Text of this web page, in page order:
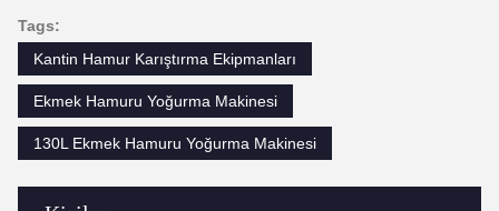
Tags:
Kantin Hamur Karıştırma Ekipmanları
Ekmek Hamuru Yoğurma Makinesi
130L Ekmek Hamuru Yoğurma Makinesi